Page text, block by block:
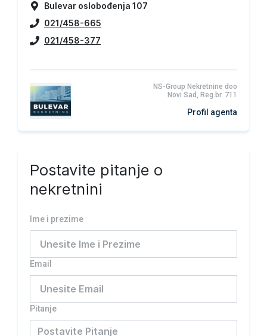
Bulevar oslobođenja 107
021/458-665
021/458-377
NS-Group Nekretnine doo
Novi Sad, Reg.br. 711
Profil agenta
Postavite pitanje o
nekretnini
Ime i prezime
Email
Pitanje